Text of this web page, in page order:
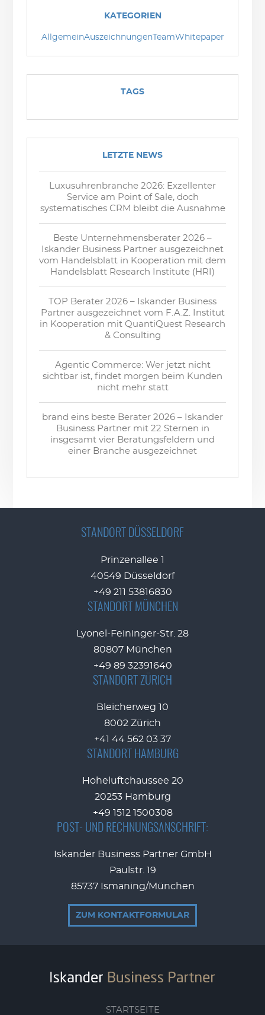
KATEGORIEN
AllgemeinAuszeichnungenTeamWhitepaper
TAGS
LETZTE NEWS
Luxusuhrenbranche 2026: Exzellenter
Service am Point of Sale, doch
systematisches CRM bleibt die Ausnahme
Beste Unternehmensberater 2026 –
Iskander Business Partner ausgezeichnet
vom Handelsblatt in Kooperation mit dem
Handelsblatt Research Institute (HRI)
TOP Berater 2026 – Iskander Business
Partner ausgezeichnet vom F.A.Z. Institut
in Kooperation mit QuantiQuest Research
& Consulting
Agentic Commerce: Wer jetzt nicht
sichtbar ist, findet morgen beim Kunden
nicht mehr statt
brand eins beste Berater 2026 – Iskander
Business Partner mit 22 Sternen in
insgesamt vier Beratungsfeldern und
einer Branche ausgezeichnet
STANDORT DÜSSELDORF
Prinzenallee 1
40549 Düsseldorf
+49 211 53816830
STANDORT MÜNCHEN
Lyonel-Feininger-Str. 28
80807 München
+49 89 32391640
STANDORT ZÜRICH
Bleicherweg 10
8002 Zürich
+41 44 562 03 37
STANDORT HAMBURG
Hoheluftchaussee 20
20253 Hamburg
+49 1512 1500308
POST- UND RECHNUNGSANSCHRIFT:
Iskander Business Partner GmbH
Paulstr. 19
85737 Ismaning/München
ZUM KONTAKTFORMULAR
STARTSEITE